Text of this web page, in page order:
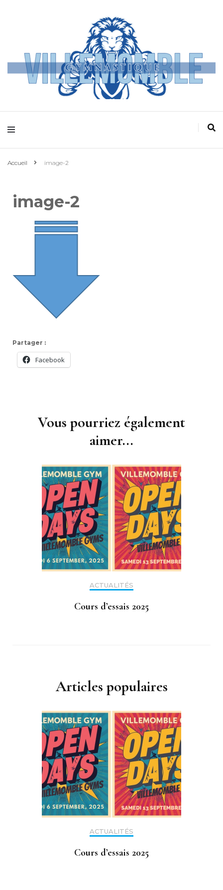
Villemomble
Gymnastique
Accueil image-2
image-2
Partager :
Facebook
Vous pourriez également
aimer...
ACTUALITÉS
Cours d’essais 2025
Articles populaires
ACTUALITÉS
Cours d’essais 2025